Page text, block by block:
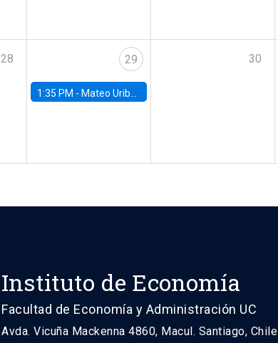
28 29
1:35 PM - Mateo Uribe-Castro, Universidad de los Andes (Colombia)
30
Instituto de Economía
Facultad de Economía y Administración UC
Avda. Vicuña Mackenna 4860, Macul. Santiago, Chile